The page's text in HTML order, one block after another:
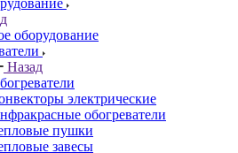
оборудование
Назад
электрические
обогреватели
пушки
завесы